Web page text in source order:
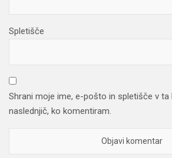
Spletišče
Shrani moje ime, e-pošto in spletišče v ta
naslednjič, ko komentiram.